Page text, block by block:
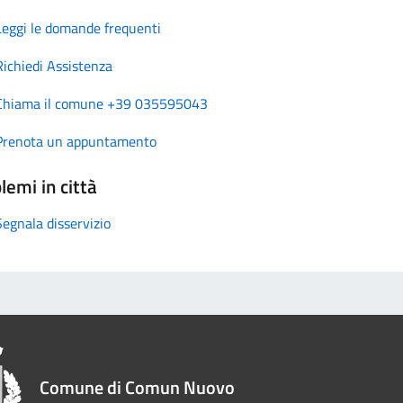
le domande frequenti
Assistenza
il comune +39 035595043
un appuntamento
in città
disservizio
Comune di Comun Nuovo